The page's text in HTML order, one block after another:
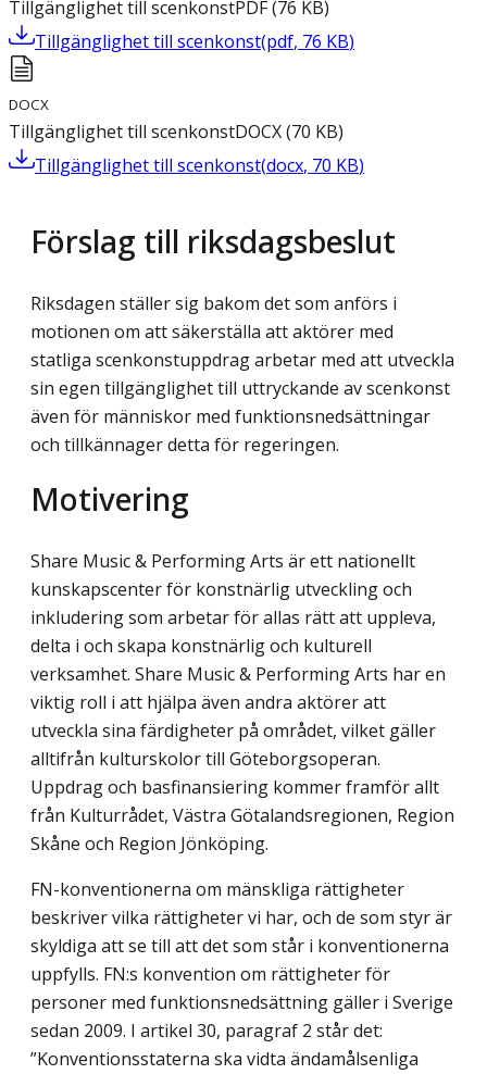
Tillgänglighet till scenkonstPDF(76 KB)
Tillgänglighet till scenkonst(pdf, 76 KB)
DOCX
Tillgänglighet till scenkonstDOCX(70 KB)
Tillgänglighet till scenkonst(docx, 70 KB)
Förslag till riksdagsbeslut
Riksdagen ställer sig bakom det som anförs i
motionen om att säkerställa att aktörer med
statliga scenkonstuppdrag arbetar med att utveckla
sin egen tillgänglighet till uttryckande av scenkonst
även för människor med funktionsnedsättningar
och tillkännager detta för regeringen.
Motivering
Share Music & Performing Arts är ett nationellt
kunskapscenter för konstnärlig utveckling och
inkludering som arbetar för allas rätt att uppleva,
delta i och skapa konstnärlig och kulturell
verksamhet. Share Music & Performing Arts har en
viktig roll i att hjälpa även andra aktörer att
utveckla sina färdigheter på området, vilket gäller
alltifrån kulturskolor till Göteborgsoperan.
Uppdrag och basfinansiering kommer framför allt
från Kulturrådet, Västra Götalandsregionen, Region
Skåne och Region Jönköping.
FN-konventionerna om mänskliga rättigheter
beskriver vilka rättigheter vi har, och de som styr är
skyldiga att se till att det som står i konventionerna
uppfylls. FN:s konvention om rättigheter för
personer med funktionsnedsättning gäller i Sverige
sedan 2009. I artikel 30, paragraf 2 står det:
”Konventionsstaterna ska vidta ändamålsenliga